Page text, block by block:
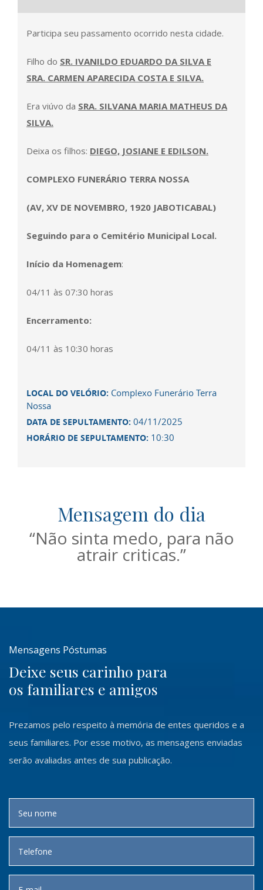
Participa seu passamento ocorrido nesta cidade.
Filho do SR. IVANILDO EDUARDO DA SILVA E
SRA. CARMEN APARECIDA COSTA E SILVA.
Era viúvo da SRA. SILVANA MARIA MATHEUS DA
SILVA.
Deixa os filhos: DIEGO, JOSIANE E EDILSON.
COMPLEXO FUNERÁRIO TERRA NOSSA
(AV, XV DE NOVEMBRO, 1920 JABOTICABAL)
Seguindo para o Cemitério Municipal Local.
Início da Homenagem:
04/11 às 07:30 horas
Encerramento:
04/11 às 10:30 horas
LOCAL DO VELÓRIO: Complexo Funerário Terra
Nossa
DATA DE SEPULTAMENTO: 04/11/2025
HORÁRIO DE SEPULTAMENTO: 10:30
Mensagem do dia
“Não sinta medo, para não
atrair criticas.”
Mensagens Póstumas
Deixe seus carinho para
os familiares e amigos
Prezamos pelo respeito à memória de entes queridos e a
seus familiares. Por esse motivo, as mensagens enviadas
serão avaliadas antes de sua publicação.